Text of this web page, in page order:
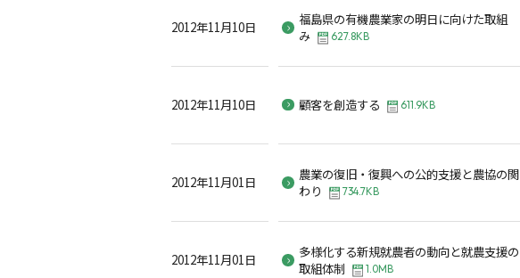
2012年11月10日
福島県の有機農業家の明日に向けた取組
み
627.8KB
2012年11月10日 顧客を創造する 611.9KB
2012年11月01日
農業の復旧・復興への公的支援と農協の関
わり
734.7KB
2012年11月01日
多様化する新規就農者の動向と就農支援の
取組体制
1.0MB